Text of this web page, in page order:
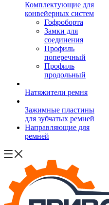
Комплектующие для
конвейерных систем
Гофроборта
Замки для
соединения
Профиль
поперечный
Профиль
продольный
Натяжители ремня
Зажимные пластины
для зубчатых ремней
Направляющие для
ремней